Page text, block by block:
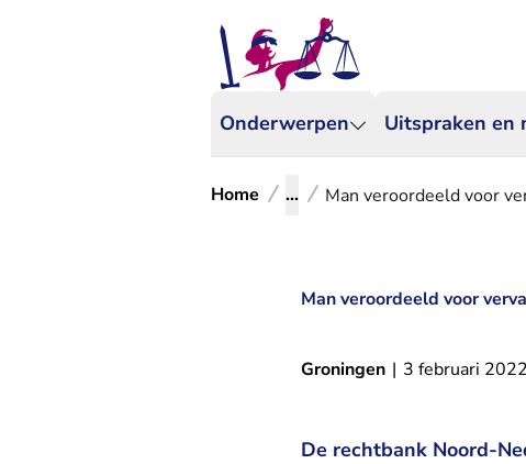
Onderwerpen Uitspraken en
Home ... Man veroordeeld voor
Man veroordeeld voor
Groningen | 3 februari 2022
De rechtbank Noord-